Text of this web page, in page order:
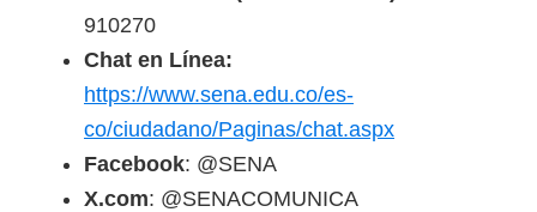
910270
Chat en Línea:
https://www.sena.edu.co/es-
co/ciudadano/Paginas/chat.aspx
Facebook: @SENA
X.com: @SENACOMUNICA